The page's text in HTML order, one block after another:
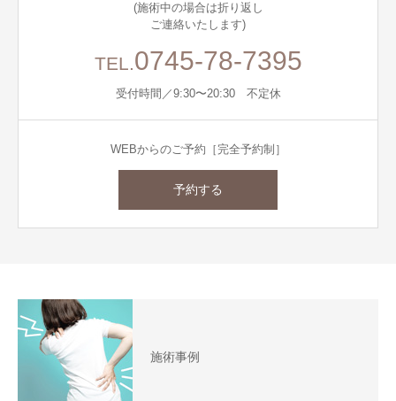
(施術中の場合は折り返し
ご連絡いたします)
TEL.0745-78-7395
受付時間／9:30〜20:30 不定休
WEBからのご予約［完全予約制］
予約する
施術事例